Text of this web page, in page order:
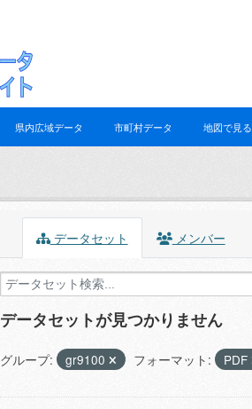
県内広域データ 市町村データ 地図で見る
データセット メンバー
データセットが見つかりません
グループ: gr9100 フォーマット: PDF